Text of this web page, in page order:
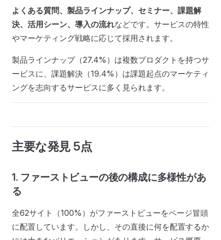
よくある質問、製品ラインナップ、セミナー、課題解
決、活用シーン、導入の流れなどです。サービスの特性
やマーケティング戦略に応じて採用されます。
製品ラインナップ（27.4%）は複数プロダクトを持つサ
ービスに、課題解決（19.4%）は課題起点のマーケティ
ングを志向するサービスに多く見られます。
主要な発見 5点
1. ファーストビューの後の構成に多様性があ
る
全62サイト（100%）がファーストビューをページ冒頭
に配置しています。しかし、その直後に何を配置するか